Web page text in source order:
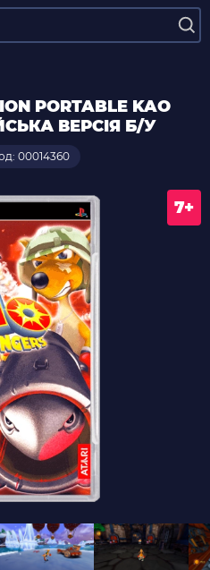
PORTABLE KAO
ВЕРСІЯ Б/У
00014360
7+